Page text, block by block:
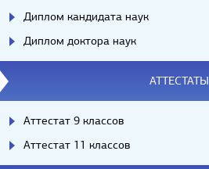
Диплом кандидата наук
Диплом доктора наук
АТТЕСТАТЫ
Аттестат 9 классов
Аттестат 11 классов